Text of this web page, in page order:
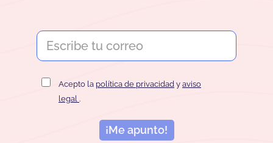
Acepto la política de privacidad y aviso
legal .
¡Me apunto!